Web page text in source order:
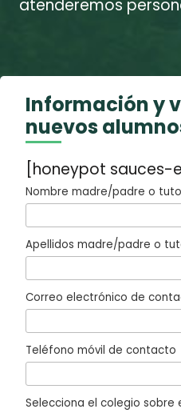
atenderemos
Información y
nuevos
[honeypot sauces-
Nombre madre/padre o
Apellidos madre/padre o
Correo electrónico de
Teléfono móvil de contacto
Selecciona el colegio sobre